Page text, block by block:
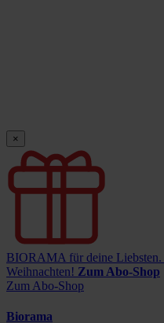
×
BIORAMA für deine Liebsten.
Weihnachten! Zum Abo-Shop
Zum Abo-Shop
Biorama